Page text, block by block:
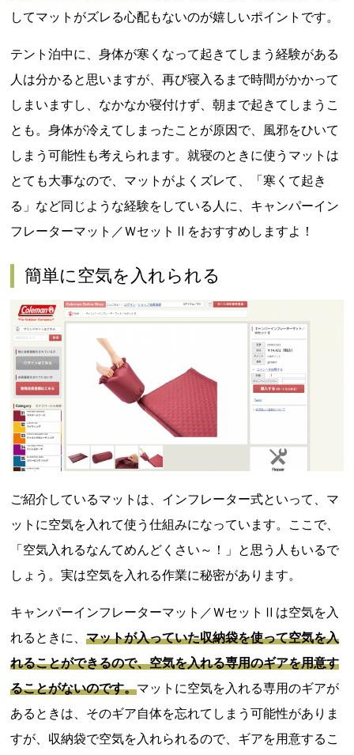
してマットがズレる心配もないのが嬉しいポイントです。
テント泊中に、身体が寒くなって起きてしまう経験がある
人は分かると思いますが、再び寝入るまで時間がかかって
しまいますし、なかなか寝付けず、朝まで起きてしまうこ
とも。身体が冷えてしまったことが原因で、風邪をひいて
しまう可能性も考えられます。就寝のときに使うマットは
とても大事なので、マットがよくズレて、「寒くて起き
る」など同じような経験をしている人に、キャンパーイン
フレーターマット／ＷセットⅡをおすすめしますよ！
簡単に空気を入れられる
ご紹介しているマットは、インフレーター式といって、マ
ットに空気を入れて使う仕組みになっています。ここで、
「空気入れるなんてめんどくさい～！」と思う人もいるで
しょう。実は空気を入れる作業に秘密があります。
キャンパーインフレーターマット／ＷセットⅡは空気を入
れるときに、マットが入っていた収納袋を使って空気を入
れることができるので、空気を入れる専用のギアを用意す
ることがないのです。マットに空気を入れる専用のギアが
あるときは、そのギア自体を忘れてしまう可能性がありま
すが、収納袋で空気を入れられるので、ギアを用意するこ